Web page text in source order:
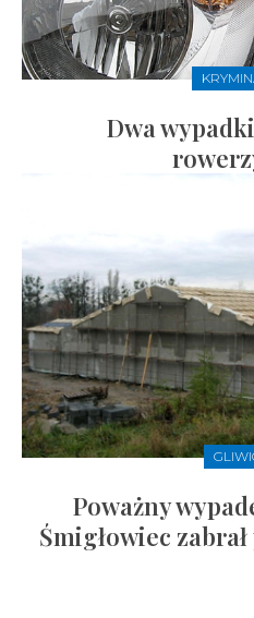
Dwa
Poważny
Śmigłowiec